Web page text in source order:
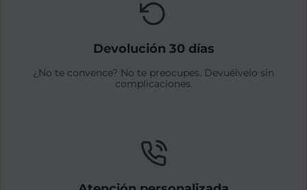
Devolución 30 días
¿No te convence? No te preocupes. Devuélvelo sin
complicaciones.